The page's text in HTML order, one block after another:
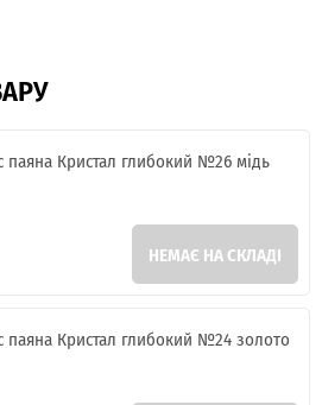
Кристал глибокий №26 мідь
НЕМАЄ НА СКЛАДІ
паяна Кристал глибокий №24 золото